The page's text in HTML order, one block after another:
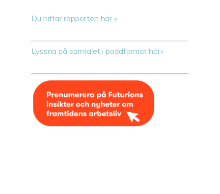
Du hittar rapporten här »
Lyssna på samtalet i poddformat här»